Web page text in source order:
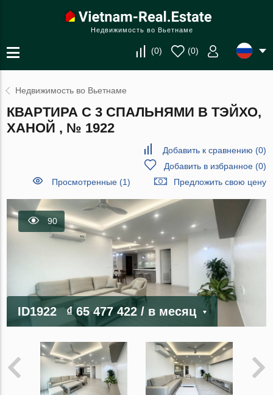
Недвижимость во Вьетнаме
(0) (0)
Недвижимость во Вьетнаме
КВАРТИРА С 3 СПАЛЬНЯМИ В ТЭЙХО,
ХАНОЙ , № 1922
Добавить к сравнению (0)
Добавить в избранное(0)
Просмотренные (1)
Предложить свою цену
90
ID1922 ₫ 65 477 422/ в месяц